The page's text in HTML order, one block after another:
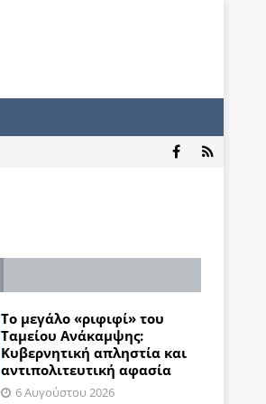
Το μεγάλο «ριφιφί» του
Ταμείου Ανάκαμψης:
Κυβερνητική απληστία και
αντιπολιτευτική αφασία
6 Αυγούστου 2026